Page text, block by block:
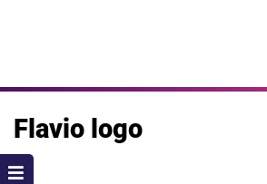
Flavio logo